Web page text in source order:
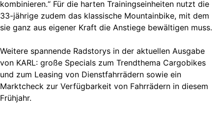
kombinieren.“ Für die harten Trainingseinheiten nutzt die
33-jährige zudem das klassische Mountainbike, mit dem
sie ganz aus eigener Kraft die Anstiege bewältigen muss.
Weitere spannende Radstorys in der aktuellen Ausgabe
von KARL: große Specials zum Trendthema Cargobikes
und zum Leasing von Dienstfahrrädern sowie ein
Marktcheck zur Verfügbarkeit von Fahrrädern in diesem
Frühjahr.